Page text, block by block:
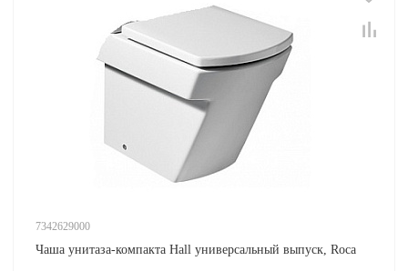
7342629000
Чаша унитаза-компакта Hall универсальный выпуск, Roca